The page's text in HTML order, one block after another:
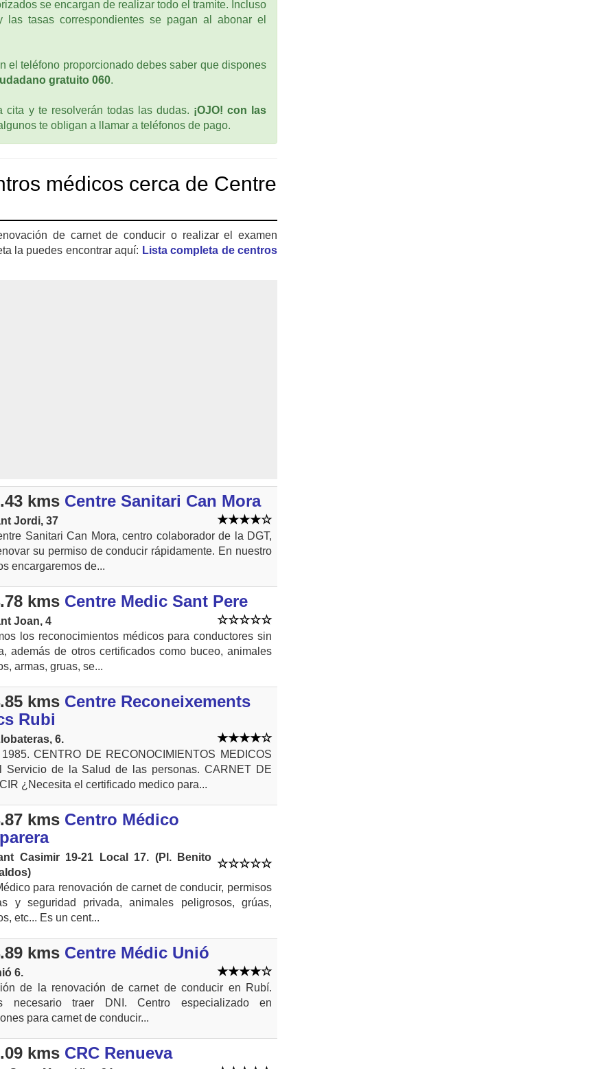
se encargan de realizar todo el tramite. Incluso
tasas correspondientes se pagan al abonar el
el teléfono proporcionado debes saber que dispones
gratuito 060.
cita y te resolverán todas las dudas. ¡OJO! con las
te obligan a llamar a teléfonos de pago.
médicos cerca de Centre
de carnet de conducir o realizar el examen
la puedes encontrar aquí: Lista completa de centros
kms Centre Sanitari Can Mora
Jordi, 37
Sanitari Can Mora, centro colaborador de la DGT,
su permiso de conducir rápidamente. En nuestro
encargaremos de...
kms Centre Medic Sant Pere
Joan, 4
los reconocimientos médicos para conductores sin
además de otros certificados como buceo, animales
armas, gruas, se...
kms Centre Reconeixements
Rubi
6.
CENTRO DE RECONOCIMIENTOS MEDICOS
Servicio de la Salud de las personas. CARNET DE
¿Necesita el certificado medico para...
kms Centro Médico
Casimir 19-21 Local 17. (Pl. Benito
para renovación de carnet de conducir, permisos
y seguridad privada, animales peligrosos, grúas,
etc... Es un cent...
kms Centre Médic Unió
6.
de la renovación de carnet de conducir en Rubí.
necesario traer DNI. Centro especializado en
para carnet de conducir...
kms CRC Renueva